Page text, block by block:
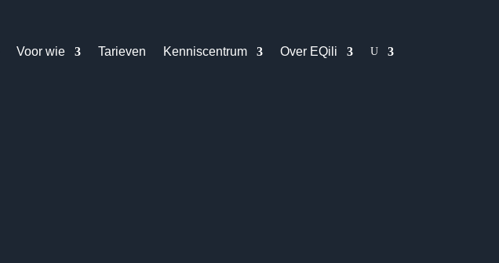
Voor wie Tarieven Kenniscentrum Over EQili U